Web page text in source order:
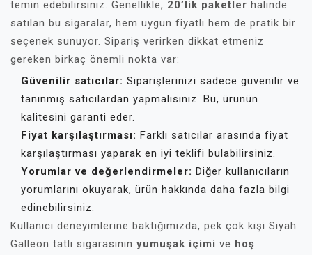
temin edebilirsiniz. Genellikle, 20’lik paketler halinde
satılan bu sigaralar, hem uygun fiyatlı hem de pratik bir
seçenek sunuyor. Sipariş verirken dikkat etmeniz
gereken birkaç önemli nokta var:
Güvenilir satıcılar: Siparişlerinizi sadece güvenilir ve
tanınmış satıcılardan yapmalısınız. Bu, ürünün
kalitesini garanti eder.
Fiyat karşılaştırması: Farklı satıcılar arasında fiyat
karşılaştırması yaparak en iyi teklifi bulabilirsiniz.
Yorumlar ve değerlendirmeler: Diğer kullanıcıların
yorumlarını okuyarak, ürün hakkında daha fazla bilgi
edinebilirsiniz.
Kullanıcı deneyimlerine baktığımızda, pek çok kişi Siyah
Galleon tatlı sigarasının yumuşak içimi ve hoş